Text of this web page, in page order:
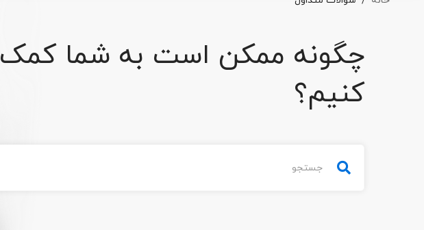
چگونه ممکن است به شما کمک
کنیم؟